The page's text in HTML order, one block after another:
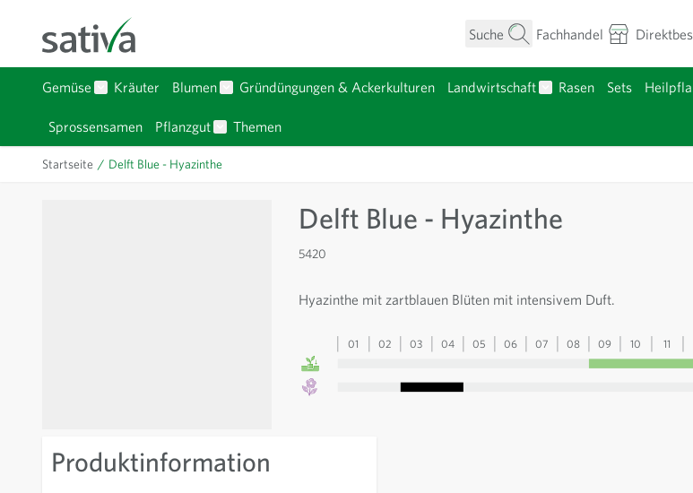
Suche
Fachhandel
Gemüse
Kräuter
Blumen
Gründüngungen & Ackerkulturen
Landwirtschaft
Rasen Sets
Sprossensamen
Pflanzgut
Themen
Startseite / Delft Blue - Hyazinthe
Delft Blue - Hyazinthe
5420
Hyazinthe mit zartblauen Blüten mit intensivem Duft.
01 02 03 04 05 06 07 08 09 10 11
Produktinformation